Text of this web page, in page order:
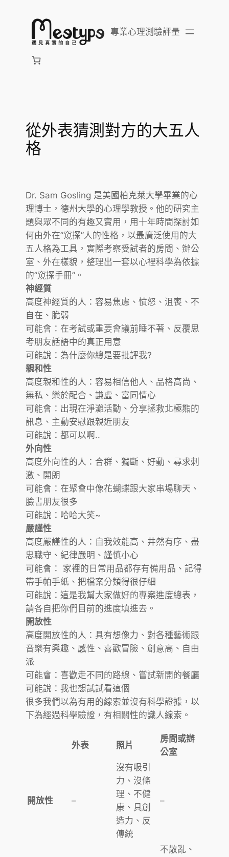
專業心理測驗評量
從外表猜測對方的大五人
格
Dr. Sam Gosling 是美國柏克萊大學畢業的心
理博士，德州大學的心理學教授。他的研究主
題與眾不同的有趣又實用，用十年時間探討如
何由外在”窺探”人的性格，以最廣泛使用的大
五人格為工具，實際考察受試者的房間、辦公
室、外在樣貌，整理出一套以心裡科學為依據
的”窺探手冊”。
神經質
高度神經質的人：容易焦慮、憤怒、沮喪、不
自在、脆弱
可能會：在考試或重要會議前睡不著、反覆思
考朋友話語中的真正用意
可能說：為什麼你總是要批評我?
親和性
高度親和性的人：容易相信他人、品格高尚、
無私、樂於配合、謙虛、富同情心
可能會：出現在淨灘活動、分享拯救北極熊的
訊息、主動安慰跟親近朋友
可能說：都可以啊..
外向性
高度外向性的人：合群、獨斷、好動、尋求刺
激、開朗
可能會：在聚會中像花蝴蝶跟大家串場聊天、
臉書朋友很多
可能說：哈哈大笑~
嚴謹性
高度嚴謹性的人：自我效能高、井然有序、盡
忠職守、紀律嚴明、謹慎小心
可能會： 家裡的日常用品都存有備用品、記得
帶手帕手紙、把檔案分類得很仔細
可能說：這是我幫大家做好的專案進度總表，
請各自把你們目前的進度填進去。
開放性
高度開放性的人：具有想像力、對各種藝術跟
音樂有興趣、感性、喜歡冒險、創意高、自由
派
可能會：喜歡走不同的路線、嘗試新開的餐廳
可能說：我也想試試看這個
很多我們以為有用的線索並沒有科學證據，以
下為經過科學驗證，有相關性的識人線索。
外表 照片
房間或辦
公室
開放性 –
沒有吸引
力、沒條
理、不健
康、具創
造力、反
傳統
–
不散亂、